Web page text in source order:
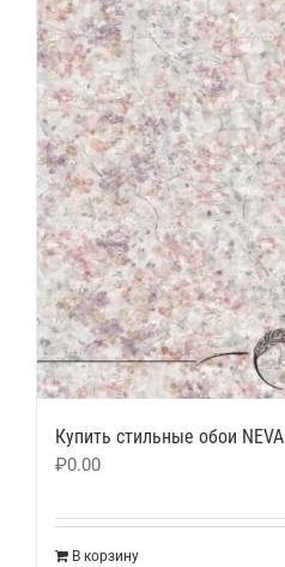
Купить стильные обои NEVA
₽0.00
В корзину